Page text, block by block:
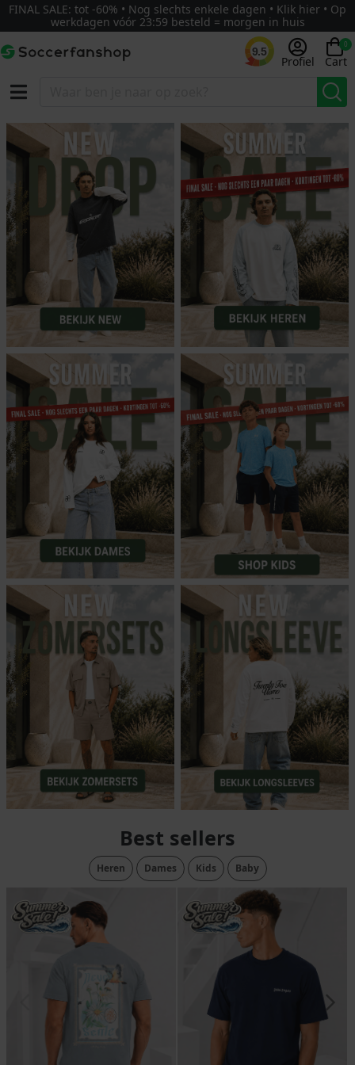
FINAL SALE: tot -60% • Nog slechts enkele dagen • Klik hier • Op
werkdagen vóór 23:59 besteld = morgen in huis
9.5
Profiel
0
Cart
Best sellers
Heren Dames Kids Baby